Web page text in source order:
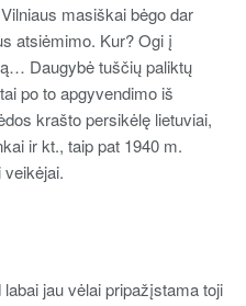
masiškai bėgo dar
atsiėmimo. Kur? Ogi į
Daugybė tuščių paliktų
po to apgyvendimo iš
krašto persikėlę lietuviai,
ir kt., taip pat 1940 m.
jau vėlai pripažįstama toji